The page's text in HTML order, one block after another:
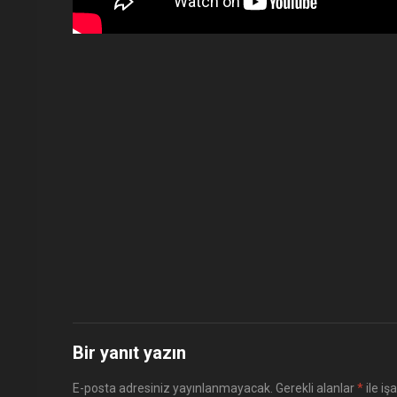
Bir yanıt yazın
E-posta adresiniz yayınlanmayacak. Gerekli alanlar*ile